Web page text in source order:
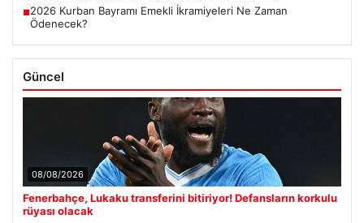
■2026 Kurban Bayramı Emekli İkramiyeleri Ne Zaman
Ödenecek?
Güncel
08/08/2026
Fenerbahçe, Lukaku transferini bitiriyor! Defansların korkulu
rüyası olacak